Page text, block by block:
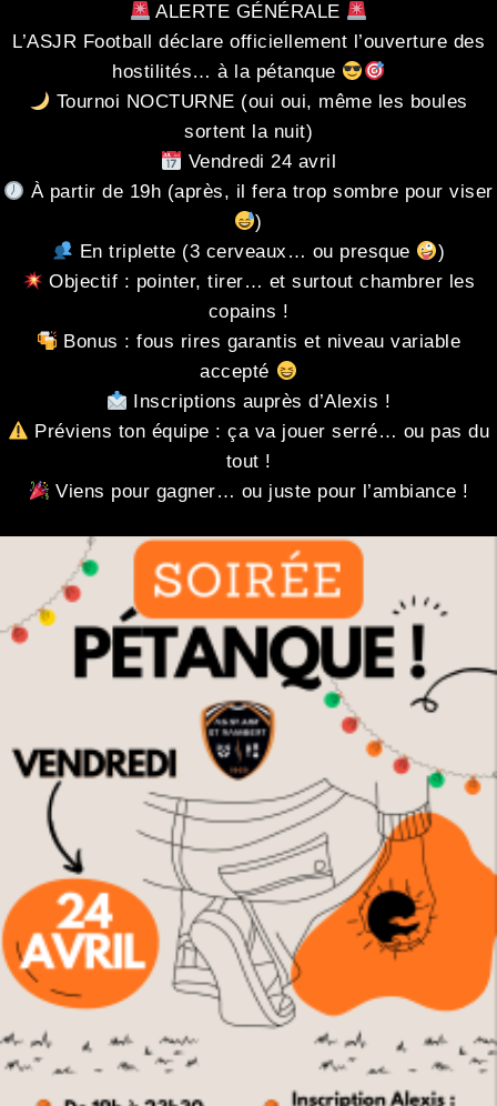
ALERTE GÉNÉRALE
L’ASJR Football déclare officiellement l’ouverture des
hostilités… à la pétanque
Tournoi NOCTURNE (oui oui, même les boules
sortent la nuit)
Vendredi 24 avril
À partir de 19h (après, il fera trop sombre pour viser
)
En triplette (3 cerveaux… ou presque
)
Objectif : pointer, tirer… et surtout chambrer les
copains !
Bonus : fous rires garantis et niveau variable
accepté
Inscriptions auprès d’Alexis !
Préviens ton équipe : ça va jouer serré… ou pas du
tout !
Viens pour gagner… ou juste pour l’ambiance !